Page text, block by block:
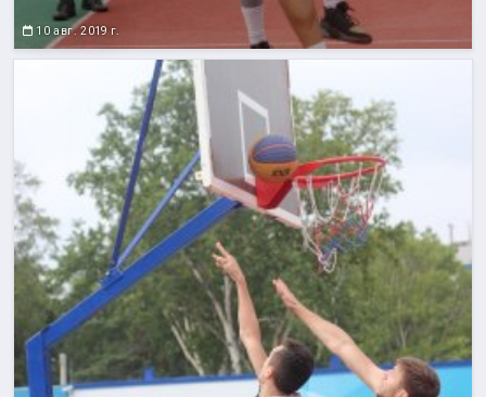
10 авг. 2019 г.